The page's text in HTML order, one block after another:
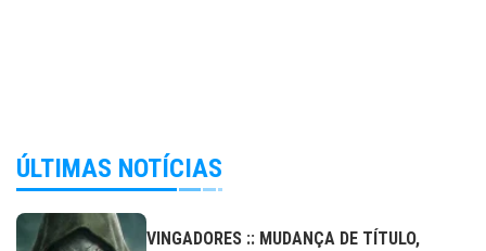
ÚLTIMAS NOTÍCIAS
VINGADORES :: MUDANÇA DE TÍTULO,